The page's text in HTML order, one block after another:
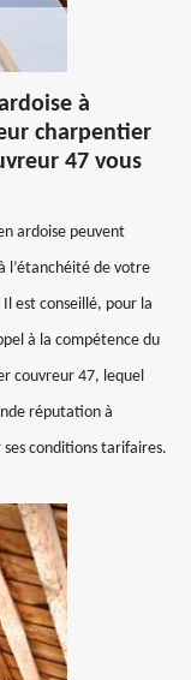
à
charpentier
47 vous
ardoise peuvent
l’étanchéité de votre
est conseillé, pour la
à la compétence du
couvreur 47, lequel
réputation à
conditions tarifaires.